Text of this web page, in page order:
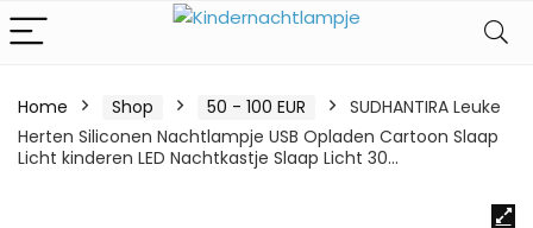
Home Shop 50 - 100 EUR
SUDHANTIRA Leuke
Herten Siliconen Nachtlampje USB Opladen Cartoon Slaap
Licht kinderen LED Nachtkastje Slaap Licht 30…